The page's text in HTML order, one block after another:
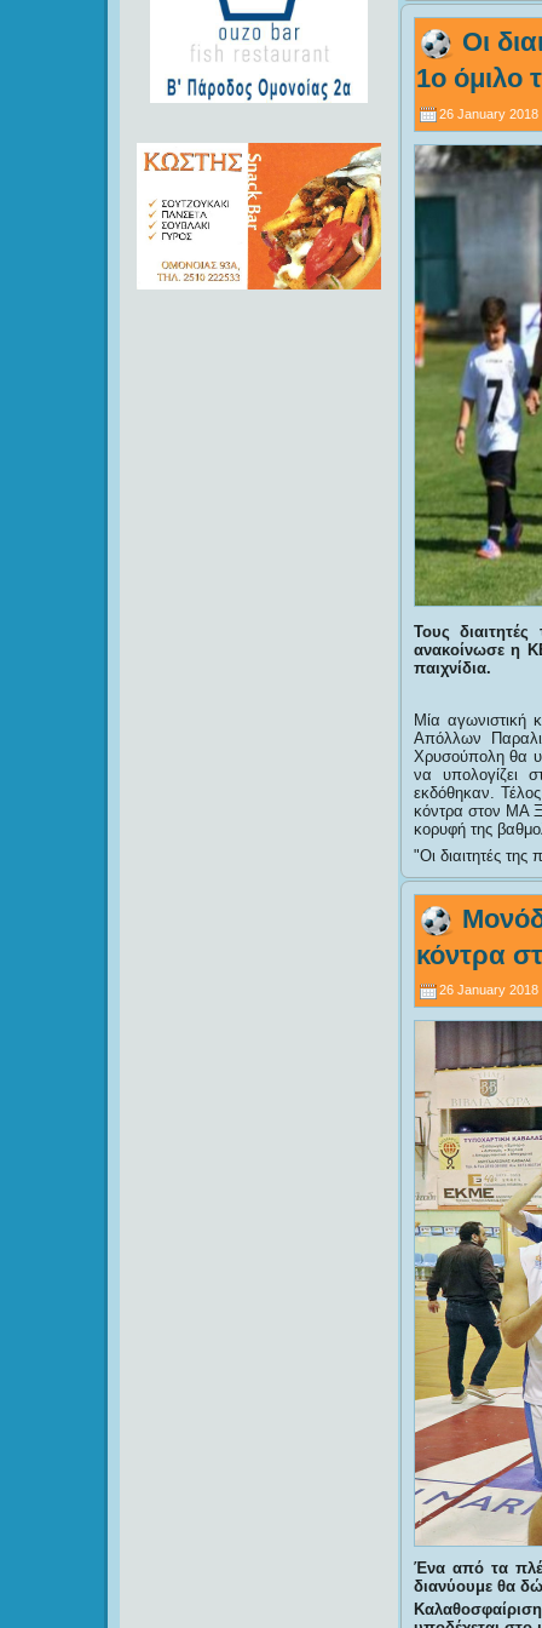
Οι
1ο όμιλο
26 January
Τους
ανακοίνωσε η
παιχνίδια.
Μία αγωνιστική
Απόλλων
Χρυσούπολη θα
να υπολογίζει
εκδόθηκαν.
κόντρα στον ΜΑ
κορυφή της
Οι διαιτητές
κόντρα
26 January
Ένα από τα
διανύουμε θα